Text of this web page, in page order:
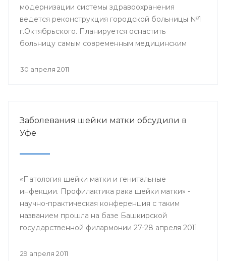
модернизации системы здравоохранения
ведется реконструкция городской больницы №1
г.Октябрьского. Планируется оснастить
больницу самым современным медицинским
30 апреля 2011
Заболевания шейки матки обсудили в
Уфе
«Патология шейки матки и генитальные
инфекции. Профилактика рака шейки матки» -
научно-практическая конференция с таким
названием прошла на базе Башкирской
государственной филармонии 27-28 апреля 2011
29 апреля 2011